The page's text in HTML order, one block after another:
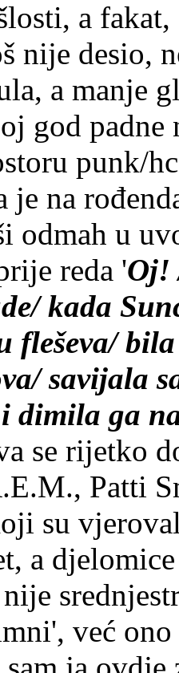
a
nije desio,
a manje
god padne
punk/
je na
odmah u
reda 'Oj!
kada
fleševa/
savijala
dimila ga
se rijetko
Patti
su
a
već